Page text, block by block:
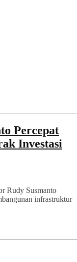
Percepat
Investasi
Rudy Susmanto
infrastruktur